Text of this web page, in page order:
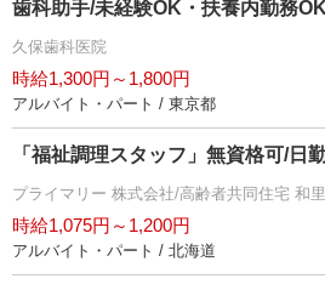
歯科助手/未経験OK・扶養内勤務OK
久保歯科医院
時給1,300円～1,800円
アルバイト・パート / 東京都
「福祉調理スタッフ」無資格可/日
プライマリー 株式会社/高齢者共同住宅 和里
時給1,075円～1,200円
アルバイト・パート / 北海道